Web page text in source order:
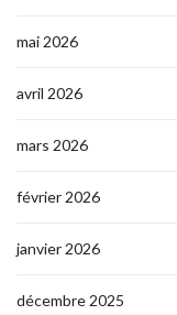
mai 2026
avril 2026
mars 2026
février 2026
janvier 2026
décembre 2025